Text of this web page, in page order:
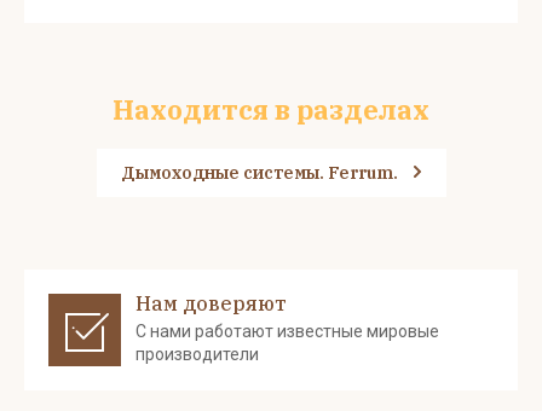
Находится в разделах
Дымоходные системы. Ferrum.
Нам доверяют
С нами работают известные мировые
производители